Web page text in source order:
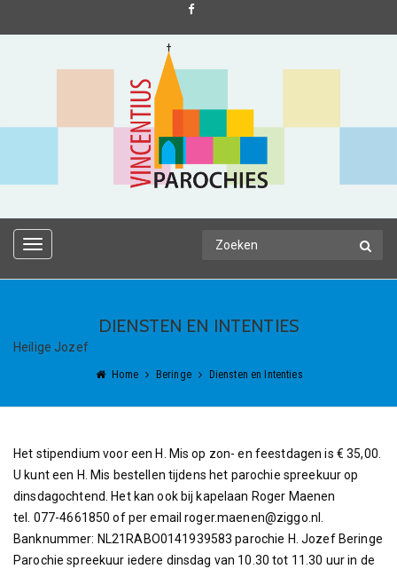
TOGGLE
DIENSTEN EN INTENTIES
Heilige Jozef
Home Beringe Diensten en Intenties
Het stipendium voor een H. Mis op zon- en feestdagen is € 35,00.
U kunt een H. Mis bestellen tijdens het parochie spreekuur op
dinsdagochtend. Het kan ook bij kapelaan Roger Maenen
tel. 077-4661850 of per email roger.maenen@ziggo.nl.
Banknummer: NL21RABO0141939583 parochie H. Jozef Beringe
Parochie spreekuur iedere dinsdag van 10.30 tot 11.30 uur in de